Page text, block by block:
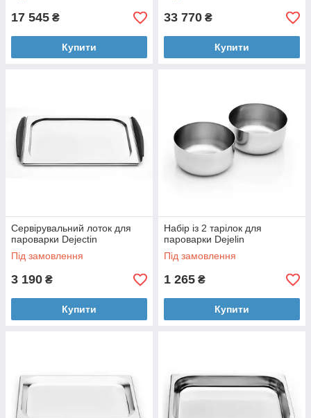
17 545 ₴
Купити
33 770 ₴
Купити
Сервірувальний лоток для
пароварки Dejectin
Під замовлення
3 190 ₴
Купити
Набір із 2 тарілок для
пароварки Dejelin
Під замовлення
1 265 ₴
Купити